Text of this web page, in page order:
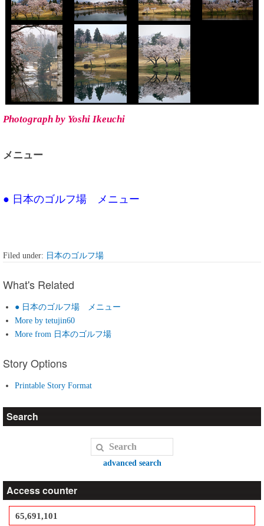
Photograph by Yoshi Ikeuchi
メニュー
● 日本のゴルフ場 メニュー
Filed under: 日本のゴルフ場
What's Related
● 日本のゴルフ場 メニュー
More by tetujin60
More from 日本のゴルフ場
Story Options
Printable Story Format
Search
advanced search
Access counter
65,691,101